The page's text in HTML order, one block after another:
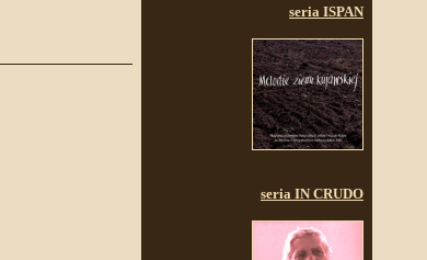
seria ISPAN
seria IN CRUDO